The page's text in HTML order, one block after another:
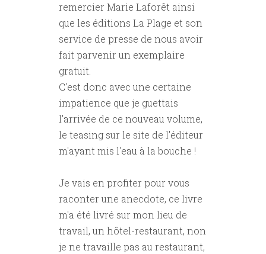
remercier Marie Laforêt ainsi
que les éditions La Plage et son
service de presse de nous avoir
fait parvenir un exemplaire
gratuit.
C'est donc avec une certaine
impatience que je guettais
l'arrivée de ce nouveau volume,
le teasing sur le site de l'éditeur
m'ayant mis l'eau à la bouche !
Je vais en profiter pour vous
raconter une anecdote, ce livre
m'a été livré sur mon lieu de
travail, un hôtel-restaurant, non
je ne travaille pas au restaurant,